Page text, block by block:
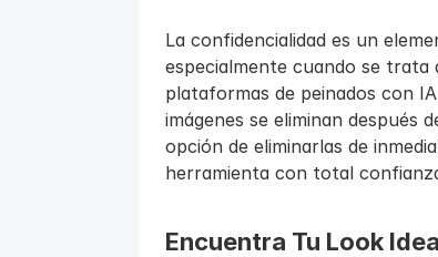
La confidencialidad es un
especialmente cuando se
plataformas de peinados con
imágenes se eliminan después
opción de eliminarlas de
herramienta con total
Encuentra Tu Look